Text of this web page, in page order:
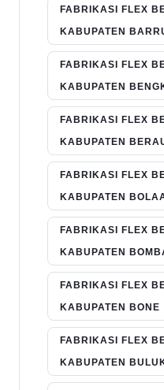
FABRIKASI FLEX
KABUPATEN
FABRIKASI FLEX
KABUPATEN
FABRIKASI FLEX
KABUPATEN
FABRIKASI FLEX
KABUPATEN
FABRIKASI FLEX
KABUPATEN
FABRIKASI FLEX
KABUPATEN BONE
FABRIKASI FLEX
KABUPATEN